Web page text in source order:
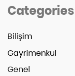
Categories
Bilişim
Gayrimenkul
Genel